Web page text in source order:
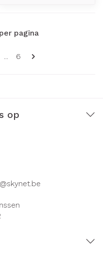
pagina
... Pagina
6
per pagina
op
skynet.be